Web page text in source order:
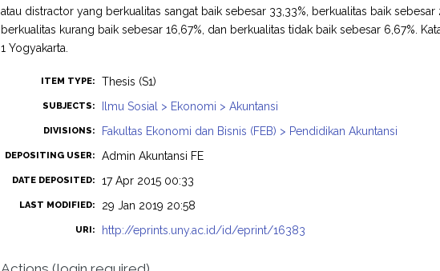
atau distractor yang berkualitas sangat baik sebesar 33,33%, berkualitas baik sebesar
berkualitas kurang baik sebesar 16,67%, dan berkualitas tidak baik sebesar 6,67%.
1 Yogyakarta.
ITEM TYPE: Thesis (S1)
SUBJECTS: Ilmu Sosial > Ekonomi > Akuntansi
DIVISIONS: Fakultas Ekonomi dan Bisnis (FEB) > Pendidikan Akuntansi
DEPOSITING USER: Admin Akuntansi FE
DATE DEPOSITED: 17 Apr 2015 00:33
LAST MODIFIED: 29 Jan 2019 20:58
URI: http://eprints.uny.ac.id/id/eprint/16383